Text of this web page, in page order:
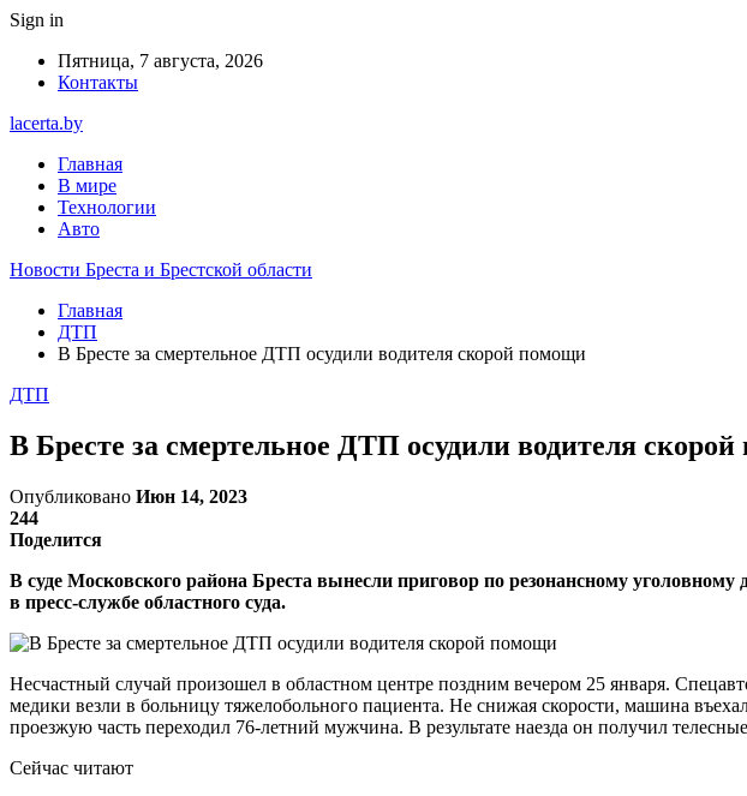
Sign in
Пятница, 7 августа, 2026
Контакты
lacerta.by
Главная
В мире
Технологии
Авто
Новости Бреста и Брестской области
Главная
ДТП
В Бресте за смертельное ДТП осудили водителя скорой помощи
ДТП
В Бресте за смертельное ДТП осудили водителя
Опубликовано Июн 14, 2023
244
Поделится
В суде Московского района Бреста вынесли приговор по резонансному
в пресс-службе областного суда.
Несчастный случай произошел в областном центре поздним вечером 25 января.
медики везли в больницу тяжелобольного пациента. Не снижая скорости, машина
проезжую часть переходил 76-летний мужчина. В результате наезда он получил
Сейчас читают